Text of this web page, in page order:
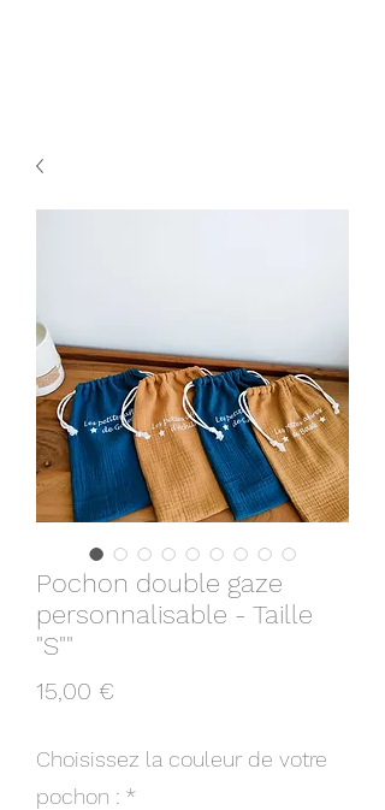
Pochon double gaze
personnalisable - Taille
"S""
15,00 €
Choisissez la couleur de votre
pochon : *